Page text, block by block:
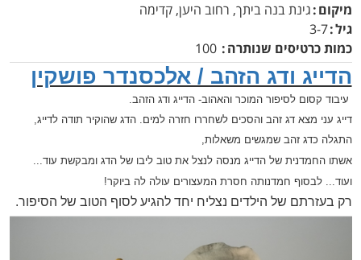
מיקום גינת בנה ביתך, רחוב היען, קדימה
גיל 3-7
כמות כרטיסים שנותרה
100
הדייג ודג הזהב / אלכסנדר פושקין
עיבוד קסום לסיפור המוכר והאהוב- הדייג ודג הזהב.
דייג עני מצא דג זהב והסכים לשחררו חזרה למים. הדג שהוקיר תודה לדייג,
התגלה כדג זהב שמגשים משאלות,
אשתו החמדנית של הדייג מנסה לנצל את טוב ליבו של הדג ומבקשת עוד...
ועוד... לבסוף חמדנותה חסרת המעצורים עולה לה ביוקר!
רק בעזרתם של הילדים נצליח יחד להגיע לסוף הטוב של הסיפור.